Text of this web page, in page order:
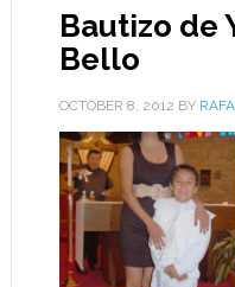
Bautizo de
Bello
OCTOBER 8, 2012 BY